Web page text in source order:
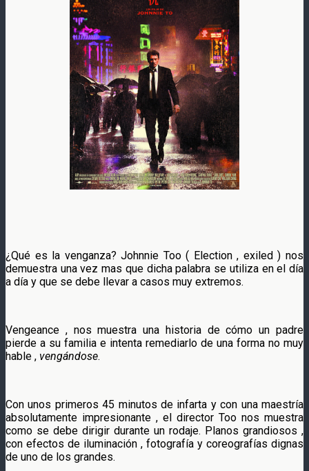
¿Qué es la venganza? Johnnie Too ( Election , exiled ) nos
demuestra una vez mas que dicha palabra se utiliza en el día
a día y que se debe llevar a casos muy extremos.
Vengeance , nos muestra una historia de cómo un padre
pierde a su familia e intenta remediarlo de una forma no muy
hable , vengándose.
Con unos primeros 45 minutos de infarta y con una maestría
absolutamente impresionante , el director Too nos muestra
como se debe dirigir durante un rodaje. Planos grandiosos ,
con efectos de iluminación , fotografía y coreografías dignas
de uno de los grandes.